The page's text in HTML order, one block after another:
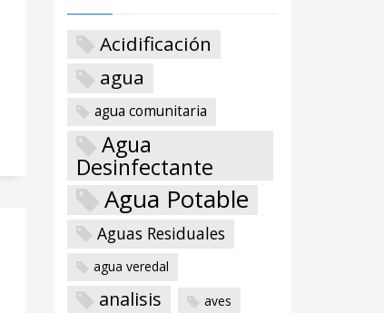
Acidificación
agua
agua comunitaria
Agua
Desinfectante
Agua Potable
Aguas Residuales
agua veredal
analisis aves